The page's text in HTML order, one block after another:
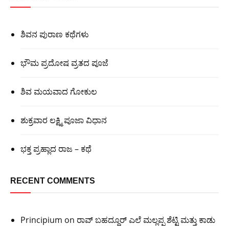
ಶಿವನ ಪುರಾಣ ಕಥೆಗಳು
ಭೌಮ ಪ್ರದೋಷ ವ್ರತದ ಪೂಜೆ
ಶಿವ ಮಯವಾದ ಗೋಕುಲ
ಶುಕ್ರವಾರ ಲಕ್ಷ್ಮಿ ಪೂಜಾ ವಿಧಾನ
ಭಕ್ತ ಪ್ರಹ್ಲಾದ ರಾಜ – ಕಥೆ
RECENT COMMENTS
Principium on ರಾವ್ ಬಹದ್ದೂರ್ ಎಲೆ ಮಲ್ಲಪ್ಪ ಶೆಟ್ಟಿ ಮತ್ತು ಕಾಡು